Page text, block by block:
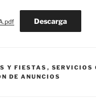
Descarga
Y FIESTAS , SERVICIOS
DE ANUNCIOS